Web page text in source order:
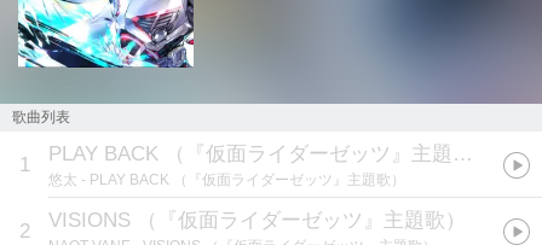
歌曲列表
1 PLAY BACK （『仮面ライダーゼッツ』主題歌） (特
悠太 - PLAY BACK （『仮面ライダーゼッツ』主題歌）
2 VISIONS （『仮面ライダーゼッツ』主題歌）